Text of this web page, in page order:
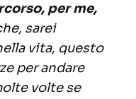
per me,
sarei
vita, questo
per andare
volte se